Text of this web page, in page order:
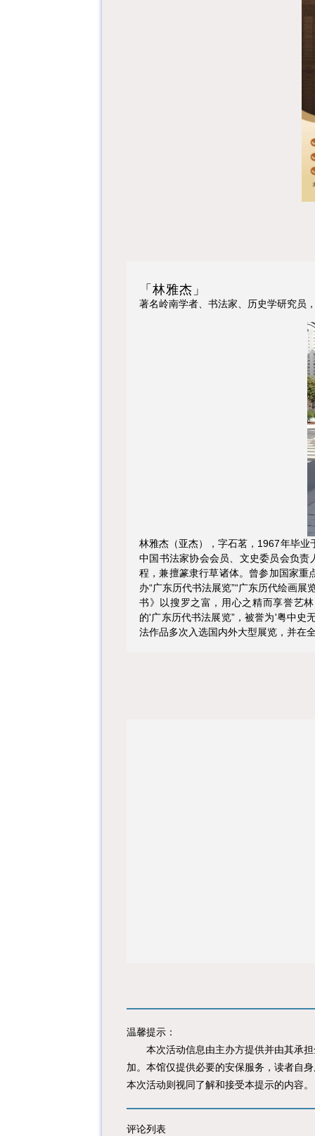
「林雅杰」
著名岭南学者、书法家、历史学研究员
林雅杰（亚杰），字石茗，1967年毕
中国书法家协会会员、文史委员会负责
程，兼擅篆隶行草诸体。曾参加国家重
办“广东历代书法展览”“广东历代绘画
书》以搜罗之富，用心之精而享誉艺
的'广东历代书法展览”，被誉为'粤中史
法作品多次入选国内外大型展览，并在
温馨提示：
本次活动信息由主办方提供并由其承担
加。本馆仅提供必要的安保服务，读者自
本次活动则视同了解和接受本提示的内容。
评论列表